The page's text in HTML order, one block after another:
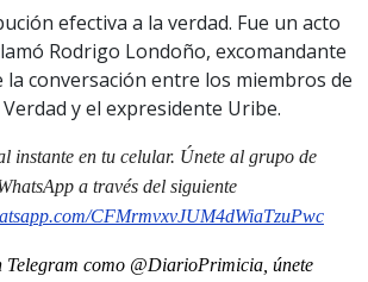
efectiva a la verdad. Fue un acto
Rodrigo Londoño, excomandante
la conversación entre los miembros de
y el expresidente Uribe.
instante en tu celular. Únete al grupo de
a través del siguiente
CFMrmvxvJUM4dWiaTzuPwc
Telegram como @DiarioPrimicia, únete